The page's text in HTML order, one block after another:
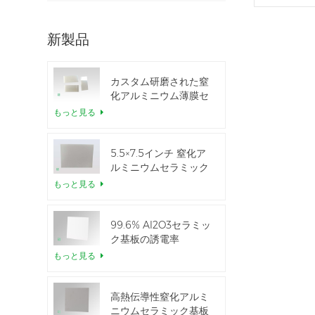
新製品
カスタム研磨された窒
化アルミニウム薄膜セ
もっと見る
5.5×7.5インチ 窒化ア
ルミニウムセラミック
もっと見る
99.6% Al2O3セラミッ
ク基板の誘電率
もっと見る
高熱伝導性窒化アルミ
ニウムセラミック基板